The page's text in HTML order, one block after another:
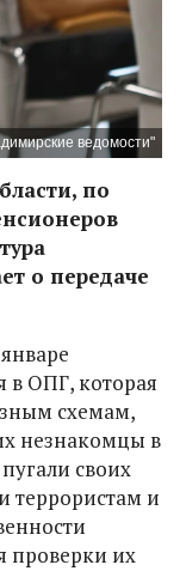
ведомости"
по
о передаче
в ОПГ, которая
схемам,
незнакомцы в
своих
террористам и
проверки их